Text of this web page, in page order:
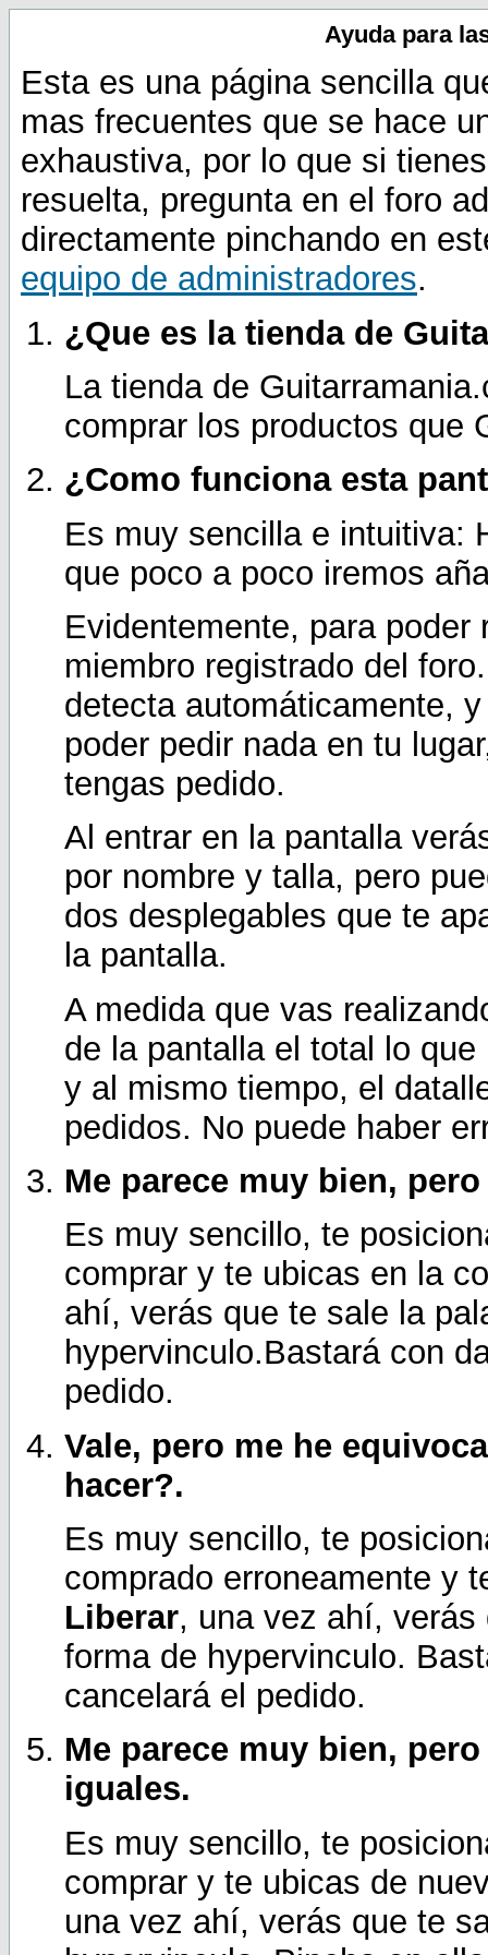
Ayuda para
Esta es una página sencilla
mas frecuentes que se hace
exhaustiva, por lo que si
resuelta, pregunta en el foro
directamente pinchando en
equipo de administradores.
¿Que es la tienda de
La tienda de
comprar los productos que
¿Como funciona esta
Es muy sencilla e intuitiva:
que poco a poco iremos
Evidentemente, para
miembro registrado del
detecta automáticamente,
poder pedir nada en tu
tengas pedido.
Al entrar en la pantalla
por nombre y talla, pero
dos desplegables que te
la pantalla.
A medida que vas
de la pantalla el total lo
y al mismo tiempo, el
pedidos. No puede haber
Me parece muy bien,
Es muy sencillo, te
comprar y te ubicas en la
ahí, verás que te sale la
hypervinculo.Bastará con
pedido.
Vale, pero me he
hacer?.
Es muy sencillo, te
comprado erroneamente y
Liberar, una vez ahí,
forma de hypervinculo.
cancelará el pedido.
Me parece muy bien,
iguales.
Es muy sencillo, te
comprar y te ubicas de
una vez ahí, verás que te